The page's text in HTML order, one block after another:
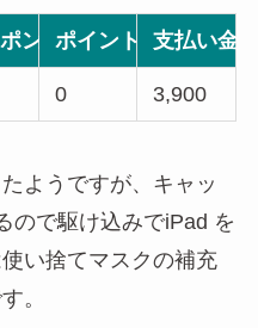
、送料込み)
ン使用ポイント使用支払い金
0 3,900
ようですが、キャッ
ので駆け込みでiPad を
い捨てマスクの補充
。